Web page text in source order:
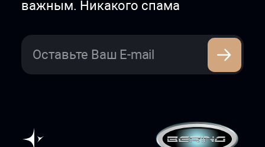
важным. Никакого спама